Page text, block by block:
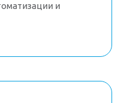
и